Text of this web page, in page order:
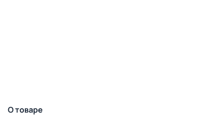
О товаре